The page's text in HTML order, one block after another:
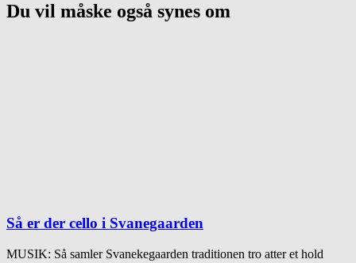
Du vil måske også synes om
Så er der cello i Svanegaarden
MUSIK: Så samler Svanekegaarden traditionen tro atter et hold